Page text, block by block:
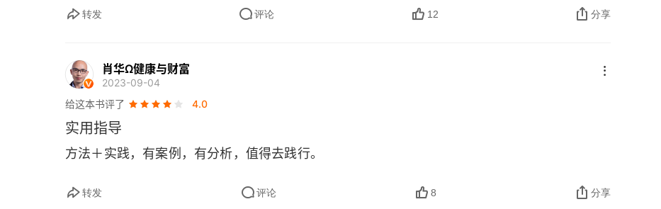
这么做还有一个好处，就是你可以在谈话前就准备好这些 16. 讲故事很重要，但引发别人讲故事
己，代表他们的品位和价值观。他们这么做不是为了别人，但他们希望自己的选择能得到积极的
评价和赞扬。这个选择越别出心裁，正面的评价就越有价值。因此，当你在称赞别人的选择和想
法时，你就是在最大限度地认可他们 18. 当你指出一种癖好时，要确保你的声音或肢体语言中不
带有任何评判的语气。你是出于好奇，而不是在说 “瞧瞧这个怪胎！” 这就是你魅力攻势的第一
是一个超棒的倾听者。记住，你的目标是用鼓励他人继续说下去的方式来表现出你的兴趣和好奇
的人，并确保这些都在你的嘴边，方便你的运用。◎ 备用故事也有同样的用途。如果你能想出一
容地进入谈话，并且相信自己能处理任何尴尬的冷场或话题的改变。◎ 是什么决定了你和某个人
人对待他人就像对待陌生人一样，因此也不会成为朋友。◎ 第一种设定基调的方法是要像朋友一
样说话：从话题、语调甚至个人隐私等方面切入。只要你不是太过无礼，人们就会顺着你设定的
而不要拘束你自己，竖起一堵看不见的墙，硬生生地拒人于千里之外。◎ 设定正确基调的另一点
转发 评论 12 分享
肖华Ω健康与财富
2023-09-04
给这本书评了
4.0
实用指导
方法＋实践，有案例，有分析，值得去践行。
转发 评论 8 分享